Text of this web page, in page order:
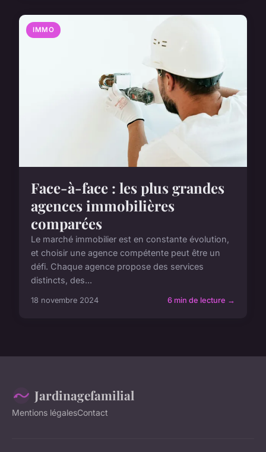
IMMO
Face-à-face : les plus grandes
agences immobilières
comparées
Le marché immobilier est en constante évolution,
et choisir une agence compétente peut être un
défi. Chaque agence propose des services
distincts, des...
18 novembre 2024 6 min de lecture →
Jardinagefamilial
Mentions légalesContact